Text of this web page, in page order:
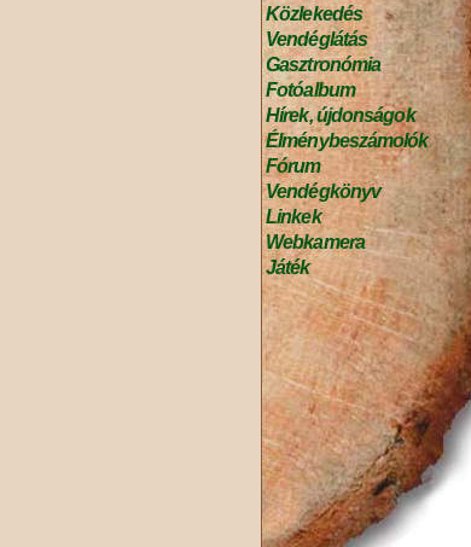
Közlekedés
Vendéglátás
Gasztronómia
Fotóalbum
Hírek, újdonságok
Élménybeszámolók
Fórum
Vendégkönyv
Linkek
Webkamera
Játék